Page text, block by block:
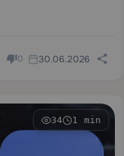
0 30.06.2026
34 1 min